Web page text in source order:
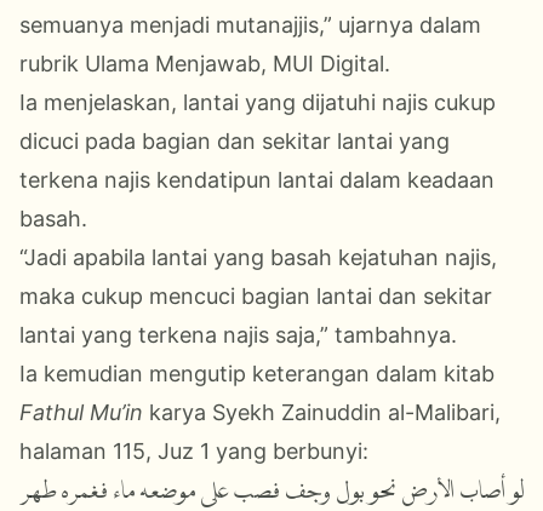
semuanya menjadi mutanajjis,” ujarnya dalam
rubrik Ulama Menjawab, MUI Digital.
Ia menjelaskan, lantai yang dijatuhi najis cukup
dicuci pada bagian dan sekitar lantai yang
terkena najis kendatipun lantai dalam keadaan
basah.
“Jadi apabila lantai yang basah kejatuhan najis,
maka cukup mencuci bagian lantai dan sekitar
lantai yang terkena najis saja,” tambahnya.
Ia kemudian mengutip keterangan dalam kitab
Fathul Mu’in karya Syekh Zainuddin al-Malibari,
halaman 115, Juz 1 yang berbunyi:
لو أصاب الأرض نحو بول وجف فصب على موضعه ماء فغمره طهر